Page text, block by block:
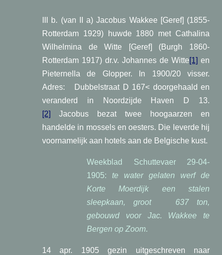
III b. (van II a) Jacobus Wakkee [Geref] (1855-
Rotterdam 1929) huwde 1880 met Cathalina
Wilhelmina de Witte [Geref] (Burgh 1860-
Rotterdam 1917) dr.v. Johannes de Witte[1] en
Pieternella de Glopper. In 1900/20 visser.
Adres: Dubbelstraat D 167< doorgehaald en
veranderd in Noordzijde Haven D 13.
[2]
Jacobus bezat twee hoogaarzen en
handelde in mossels en oesters. Die leverde hij
voornamelijk aan hotels aan de Belgische kust.
Weekblad Schuttevaer 29-04-
1905: te water gelaten werf de
Korte Moerdijk een stalen
sleepkaan, groot 637 ton,
gebouwd voor Jac. Wakkee te
Bergen op Zoom.
14 apr. 1905 gezin uitgeschreven naar